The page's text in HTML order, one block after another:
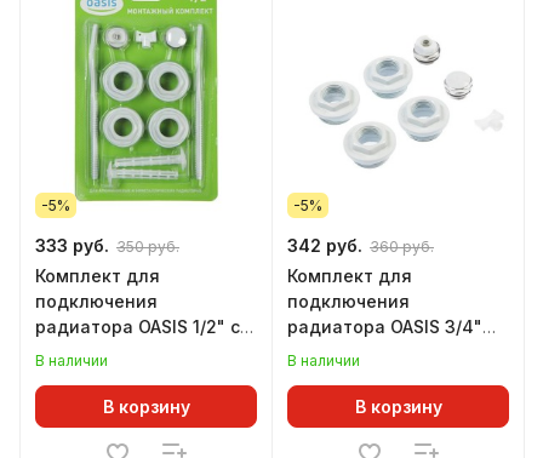
-5%
333 руб. 350 руб.
Комплект для
подключения
радиатора OASIS 1/2" с 2
кронштейнами
В наличии
В корзину
-5%
342 руб. 360 руб.
Комплект для
подключения
радиатора OASIS 3/4"
без кронштейнов
В наличии
В корзину